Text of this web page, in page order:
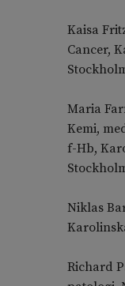
Kaisa
Cancer,
Maria
Kemi,
f-Hb,
Niklas
Richard